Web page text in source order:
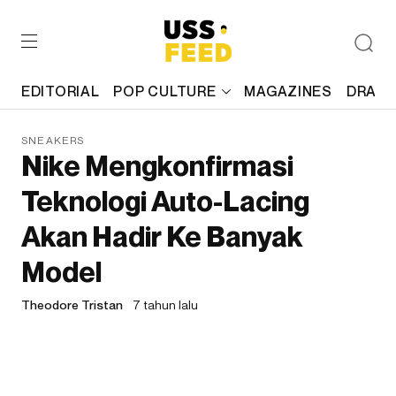
EDITORIAL POP CULTURE MAGAZINES
SNEAKERS
Nike Mengkonfirmasi
Teknologi Auto-Lacing
Akan Hadir Ke Banyak
Model
Theodore Tristan 7 tahun lalu